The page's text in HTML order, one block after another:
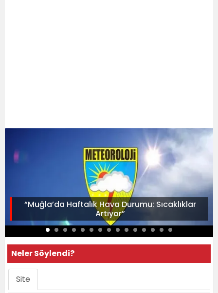
“Muğla’da Haftalık Hava Durumu: Sıcaklıklar
Artıyor”
Neler Söylendi?
Site